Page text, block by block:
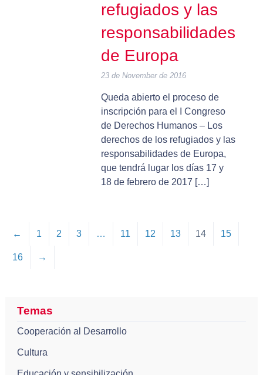
refugiados y las
responsabilidades
de Europa
23 de November de 2016
Queda abierto el proceso de
inscripción para el I Congreso
de Derechos Humanos – Los
derechos de los refugiados y las
responsabilidades de Europa,
que tendrá lugar los días 17 y
18 de febrero de 2017 […]
← 1 2 3 … 11 12 13 14 15
16 →
Temas
Cooperación al Desarrollo
Cultura